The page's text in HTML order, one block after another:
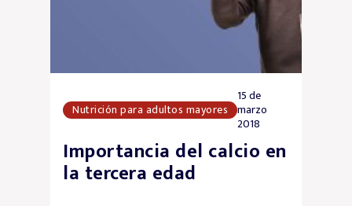
Nutrición para adultos mayores
15 de
marzo
2018
Importancia del calcio en
la tercera edad